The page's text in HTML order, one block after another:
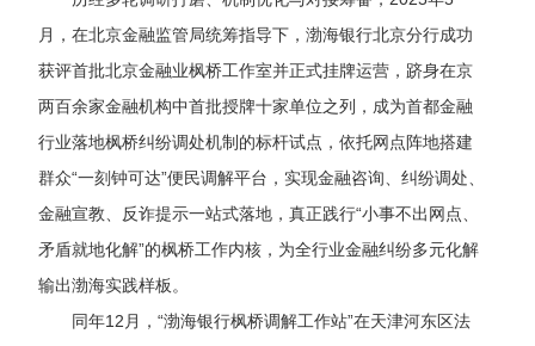
月，在北京金融监管局统筹指导下，渤海银行北京分行成功
获评首批北京金融业枫桥工作室并正式挂牌运营，跻身在京
两百余家金融机构中首批授牌十家单位之列，成为首都金融
行业落地枫桥纠纷调处机制的标杆试点，依托网点阵地搭建
群众“一刻钟可达”便民调解平台，实现金融咨询、纠纷调处、
金融宣教、反诈提示一站式落地，真正践行“小事不出网点、
矛盾就地化解”的枫桥工作内核，为全行业金融纠纷多元化解
输出渤海实践样板。
同年12月，“渤海银行枫桥调解工作站”在天津河东区法